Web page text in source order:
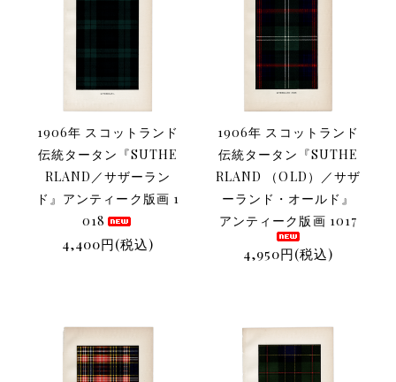
1906年 スコットランド
伝統タータン『SUTHE
RLAND／サザーラン
ド』アンティーク版画 1
018
4,400円(税込)
1906年 スコットランド
伝統タータン『SUTHE
RLAND （OLD）／サザ
ーランド・オールド』
アンティーク版画 1017
4,950円(税込)